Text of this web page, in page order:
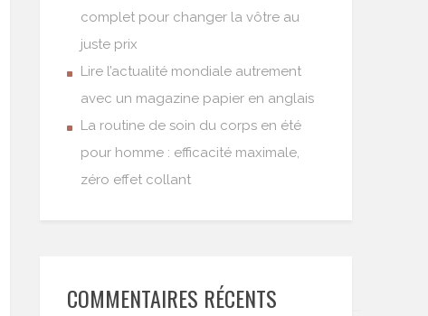
complet pour changer la vôtre au
juste prix
Lire l’actualité mondiale autrement
avec un magazine papier en anglais
La routine de soin du corps en été
pour homme : efficacité maximale,
zéro effet collant
COMMENTAIRES RÉCENTS